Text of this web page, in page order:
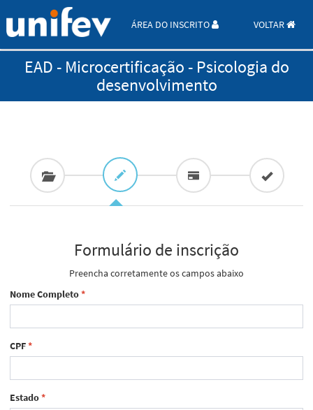
ÁREA DO INSCRITO VOLTAR
EAD - Microcertificação - Psicologia do
desenvolvimento
Formulário de inscrição
Preencha corretamente os campos abaixo
Nome Completo*
CPF*
Estado*